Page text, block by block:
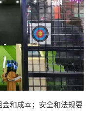
和成本；安全和法规要